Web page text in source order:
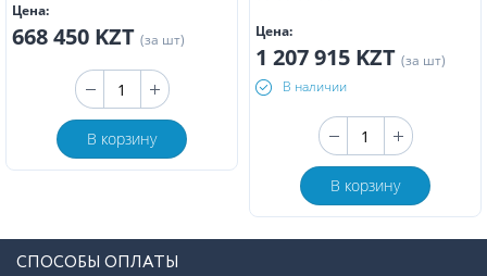
Цена:
668 450 KZT (за шт)
В корзину
Цена:
1 207 915 KZT (за шт)
В наличии
В корзину
СПОСОБЫ ОПЛАТЫ